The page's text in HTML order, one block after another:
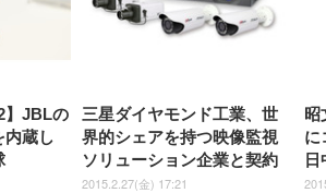
】JBLの
内蔵し
三星ダイヤモンド工業、世
界的シェアを持つ映像監視
ソリューション企業と契約
2015.2.27(金) 17:21
昭
に